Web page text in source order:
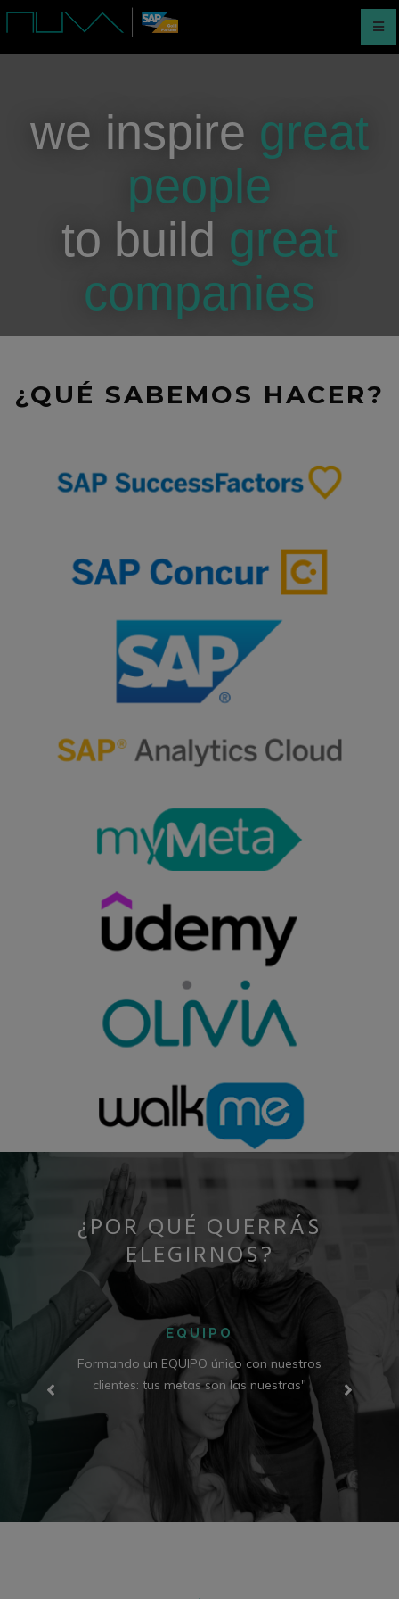
we inspiregreat
people
to buildgreat
companies
¿QUÉ SABEMOS HACER?
¿POR QUÉ QUERRÁS
ELEGIRNOS?
EQUIPO
Formando un EQUIPO único con nuestros
clientes: tus metas son las nuestras"